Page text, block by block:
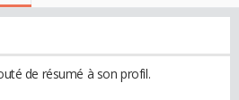
de résumé à son profil.